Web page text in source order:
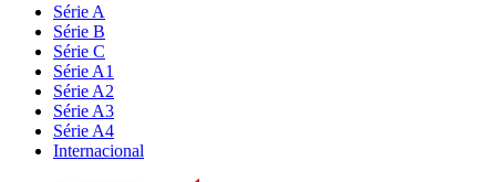
Série A
Série B
Série C
Série A1
Série A2
Série A3
Série A4
Internacional